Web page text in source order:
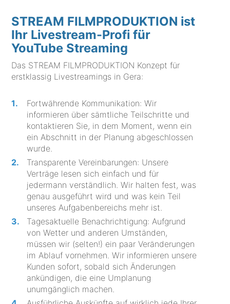
STREAM FILMPRODUKTION ist
Ihr Livestream-Profi für
YouTube Streaming
Das STREAM FILMPRODUKTION Konzept für
erstklassig Livestreamings in Gera:
Fortwährende Kommunikation: Wir
informieren über sämtliche Teilschritte und
kontaktieren Sie, in dem Moment, wenn ein
ein Abschnitt in der Planung abgeschlossen
wurde.
Transparente Vereinbarungen: Unsere
Verträge lesen sich einfach und für
jedermann verständlich. Wir halten fest, was
genau ausgeführt wird und was kein Teil
unseres Aufgabenbereichs mehr ist.
Tagesaktuelle Benachrichtigung: Aufgrund
von Wetter und anderen Umständen,
müssen wir (selten!) ein paar Veränderungen
im Ablauf vornehmen. Wir informieren unsere
Kunden sofort, sobald sich Änderungen
ankündigen, die eine Umplanung
unumgänglich machen.